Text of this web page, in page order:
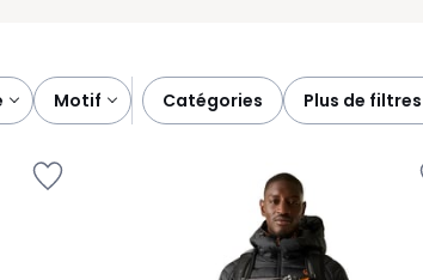
motif catégories plus de filtres